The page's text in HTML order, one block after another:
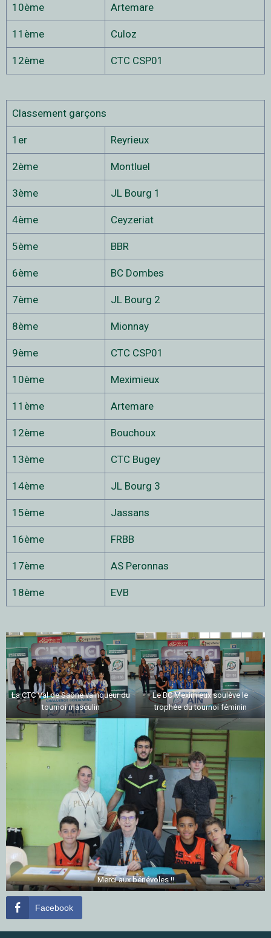
10ème Artemare
11ème Culoz
12ème CTC CSP01
Classement garçons
1er Reyrieux
2ème Montluel
3ème JL Bourg 1
4ème Ceyzeriat
5ème BBR
6ème BC Dombes
7ème JL Bourg 2
8ème Mionnay
9ème CTC CSP01
10ème Meximieux
11ème Artemare
12ème Bouchoux
13ème CTC Bugey
14ème JL Bourg 3
15ème Jassans
16ème FRBB
17ème AS Peronnas
18ème EVB
La CTC Val de Saône vainqueur du
tournoi masculin
Le BC Meximieux soulève le
trophée du tournoi féminin
Merci aux bénévoles !!
Facebook